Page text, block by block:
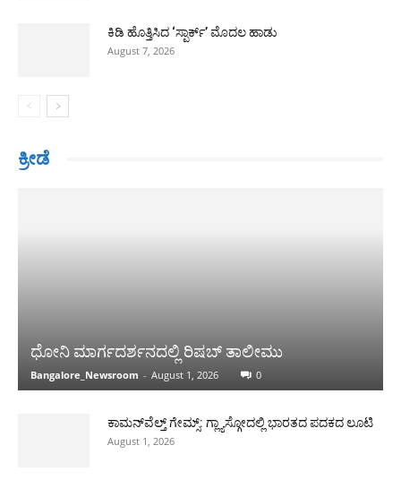
ಕಿಡಿ ಹೊತ್ತಿಸಿದ ‘ಸ್ಪಾರ್ಕ್’ ಮೊದಲ ಹಾಡು
August 7, 2026
ಕ್ರೀಡೆ
ಧೋನಿ ಮಾರ್ಗದರ್ಶನದಲ್ಲಿ ರಿಷಬ್ ತಾಲೀಮು
Bangalore_Newsroom - August 1, 2026 0
ಕಾಮನ್‌ವೆಲ್ತ್ ಗೇಮ್ಸ್: ಗ್ಲ್ಯಾಸ್ಗೋದಲ್ಲಿ ಭಾರತದ ಪದಕದ ಲೂಟಿ
August 1, 2026